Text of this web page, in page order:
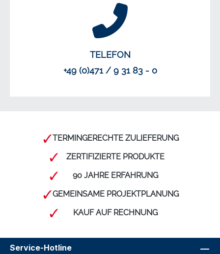
TELEFON
+49 (0)471 / 9 31 83 - 0
TERMINGERECHTE ZULIEFERUNG
ZERTIFIZIERTE PRODUKTE
90 JAHRE ERFAHRUNG
GEMEINSAME PROJEKTPLANUNG
KAUF AUF RECHNUNG
Service-Hotline